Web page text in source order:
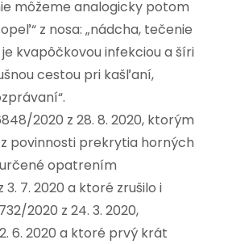
môžeme analogicky potom
z nosa: „nádcha, tečenie
kvapôčkovou infekciou a šíri
cestou pri kašľaní,
2020 z 28. 8. 2020, ktorým
povinnosti prekrytia horných
opatrením
7. 2020 a ktoré zrušilo i
2020 z 24. 3. 2020,
6. 2020 a ktoré prvý krát